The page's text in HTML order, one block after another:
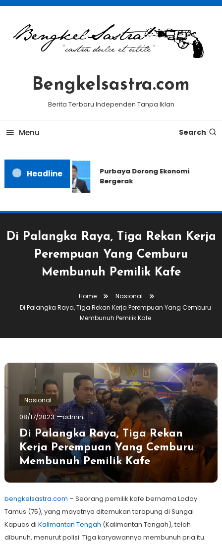
Skip
Content
Bengkelsastra.com
Berita Terbaru Independen Tanpa Iklan
Menu Search
Headline
Purbaya Dorong Ekonomi
Bergerak
Di Palangka Raya, Tiga Rekan Kerja
Perempuan Yang Cemburu
Membunuh Pemilik Kafe
Home
Nasional
Di Palangka Raya, Tiga Rekan Kerja Perempuan Yang Cemburu
Membunuh Pemilik Kafe
Nasional
08/17/2023 admin
Di Palangka Raya, Tiga Rekan
Kerja Perempuan Yang Cemburu
Membunuh Pemilik Kafe
bengkelsastra.com – Seorang pemilik kafe bernama Lodoy
Tamus (75), yang mayatnya ditemukan terapung di Sungai
Kapuas di Kalimantan Tengah (Kalimantan Tengah), telah
dibunuh, menurut polisi. Tiga karyawannya membunuh pria itu.